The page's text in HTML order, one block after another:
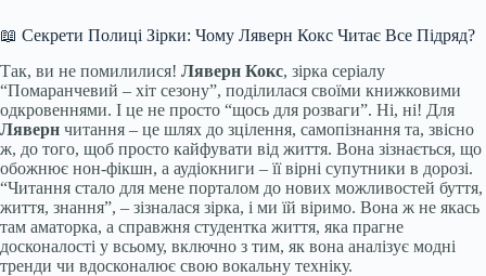
📖 Секрети Полиці Зірки: Чому Ляверн Кокс Читає Все Підряд?
Так, ви не помилилися! Ляверн Кокс, зірка серіалу
“Помаранчевий – хіт сезону”, поділилася своїми книжковими
одкровеннями. І це не просто “щось для розваги”. Ні, ні! Для
Ляверн читання – це шлях до зцілення, самопізнання та, звісно
ж, до того, щоб просто кайфувати від життя. Вона зізнається, що
обожнює нон-фікшн, а аудіокниги – її вірні супутники в дорозі.
“Читання стало для мене порталом до нових можливостей буття,
життя, знання”, – зізналася зірка, і ми їй віримо. Вона ж не якась
там аматорка, а справжня студентка життя, яка прагне
досконалості у всьому, включно з тим, як вона аналізує модні
тренди чи вдосконалює свою вокальну техніку.